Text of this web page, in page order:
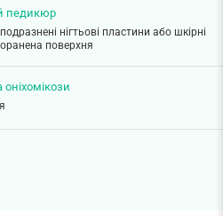
педикюр
нігтьові пластини або шкірні
поверхня